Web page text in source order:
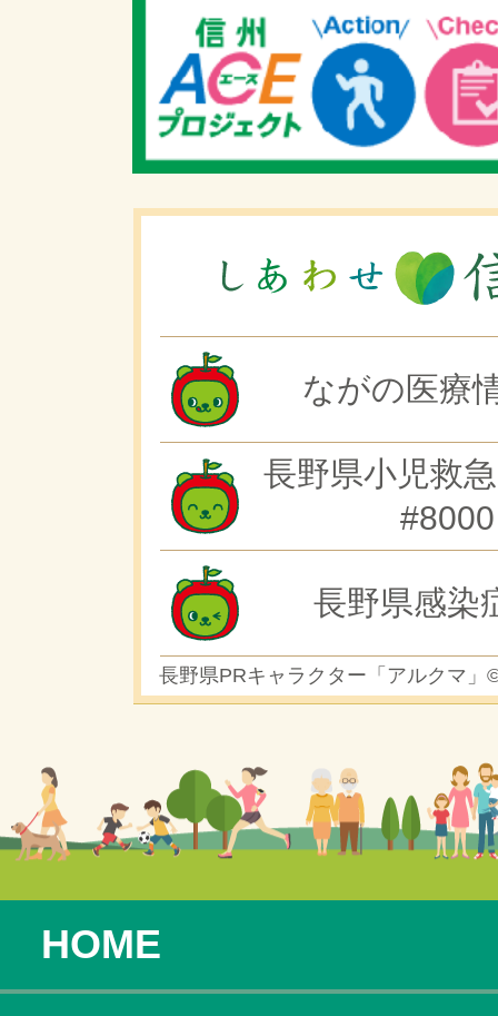
ながの医療
長野県小児救
#8000
長野県感染
長野県PRキャラクター「アルクマ」
HOME